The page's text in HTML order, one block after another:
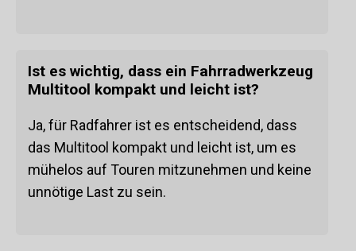
Ist es wichtig, dass ein Fahrradwerkzeug
Multitool kompakt und leicht ist?
Ja, für Radfahrer ist es entscheidend, dass
das Multitool kompakt und leicht ist, um es
mühelos auf Touren mitzunehmen und keine
unnötige Last zu sein.